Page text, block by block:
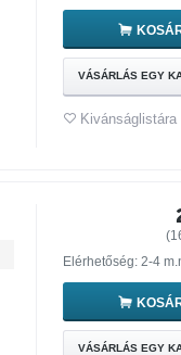
VÁSÁRLÁS EGY
Kivánságlistára
(
Elérhetőség: 2-4
VÁSÁRLÁS EGY